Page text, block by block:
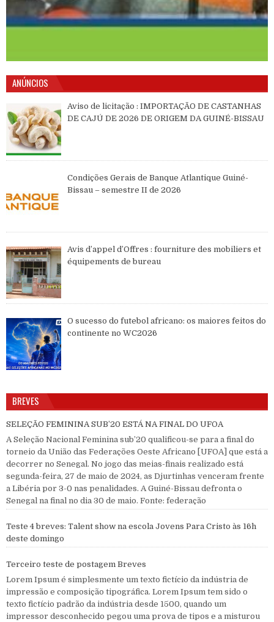
ANÚNCIOS
Aviso de licitação : IMPORTAÇÃO DE CASTANHAS
DE CAJÚ DE 2026 DE ORIGEM DA GUINÉ-BISSAU
Condições Gerais de Banque Atlantique Guiné-
Bissau – semestre II de 2026
Avis d’appel d’Offres : fourniture des mobiliers et
équipements de bureau
O sucesso do futebol africano: os maiores feitos do
continente no WC2026
BREVES
SELEÇÃO FEMININA SUB’20 ESTÁ NA FINAL DO UFOA
A Seleção Nacional Feminina sub’20 qualificou-se para a final do
torneio da União das Federações Oeste Africano [UFOA] que está a
decorrer no Senegal. No jogo das meias-finais realizado está
segunda-feira, 27 de maio de 2024, as Djurtinhas venceram frente
a Libéria por 3-0 nas penalidades. A Guiné-Bissau defronta o
Senegal na final no dia 30 de maio. Fonte: federação
Teste 4 breves: Talent show na escola Jovens Para Cristo às 16h
deste domingo
Terceiro teste de postagem Breves
Lorem Ipsum é simplesmente um texto fictício da indústria de
impressão e composição tipográfica. Lorem Ipsum tem sido o
texto fictício padrão da indústria desde 1500, quando um
impressor desconhecido pegou uma prova de tipos e a misturou